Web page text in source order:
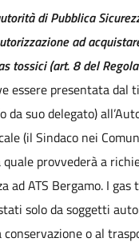
di Pubblica
ad
tossici (art. 8 del
essere presentata dal
da suo delegato)
(il Sindaco nei
provvederà a
ad ATS Bergamo. I gas
solo da soggetti
o al